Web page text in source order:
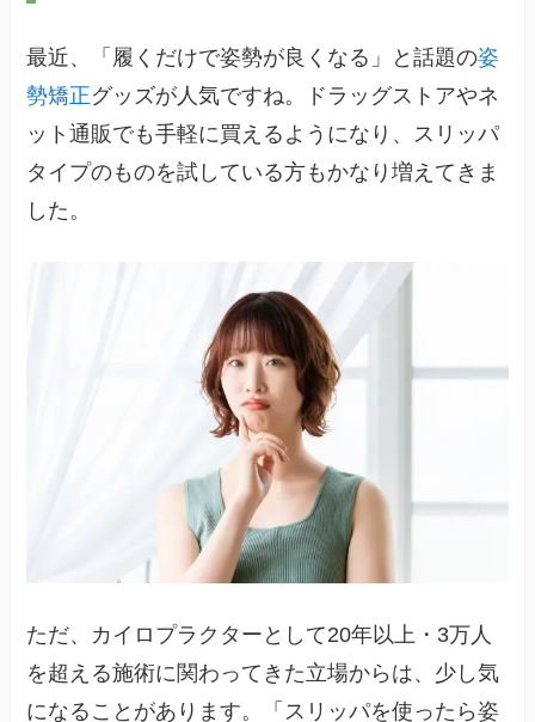
最近、「履くだけで姿勢が良くなる」と話題の姿
勢矯正グッズが人気ですね。ドラッグストアやネ
ット通販でも手軽に買えるようになり、スリッパ
タイプのものを試している方もかなり増えてきま
した。
ただ、カイロプラクターとして20年以上・3万人
を超える施術に関わってきた立場からは、少し気
になることがあります。「スリッパを使ったら姿